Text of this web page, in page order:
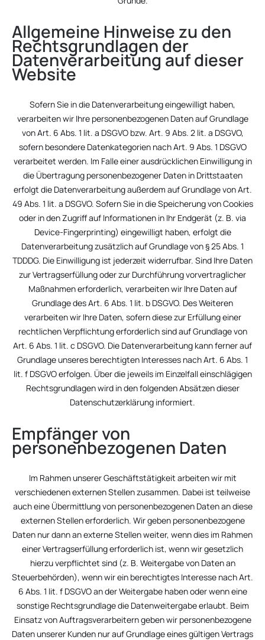
Allgemeine Hinweise zu den
Rechtsgrundlagen der
Datenverarbeitung auf dieser
Website
Sofern Sie in die Datenverarbeitung eingewilligt haben,
verarbeiten wir Ihre personenbezogenen Daten auf Grundlage
von Art. 6 Abs. 1 lit. a DSGVO bzw. Art. 9 Abs. 2 lit. a DSGVO,
sofern besondere Datenkategorien nach Art. 9 Abs. 1 DSGVO
verarbeitet werden. Im Falle einer ausdrücklichen Einwilligung in
die Übertragung personenbezogener Daten in Drittstaaten
erfolgt die Datenverarbeitung außerdem auf Grundlage von Art.
49 Abs. 1 lit. a DSGVO. Sofern Sie in die Speicherung von Cookies
oder in den Zugriff auf Informationen in Ihr Endgerät (z. B. via
Device-Fingerprinting) eingewilligt haben, erfolgt die
Datenverarbeitung zusätzlich auf Grundlage von § 25 Abs. 1
TDDDG. Die Einwilligung ist jederzeit widerrufbar. Sind Ihre Daten
zur Vertragserfüllung oder zur Durchführung vorvertraglicher
Maßnahmen erforderlich, verarbeiten wir Ihre Daten auf
Grundlage des Art. 6 Abs. 1 lit. b DSGVO. Des Weiteren
verarbeiten wir Ihre Daten, sofern diese zur Erfüllung einer
rechtlichen Verpflichtung erforderlich sind auf Grundlage von
Art. 6 Abs. 1 lit. c DSGVO. Die Datenverarbeitung kann ferner auf
Grundlage unseres berechtigten Interesses nach Art. 6 Abs. 1
lit. f DSGVO erfolgen. Über die jeweils im Einzelfall einschlägigen
Rechtsgrundlagen wird in den folgenden Absätzen dieser
Datenschutzerklärung informiert.
Empfänger von
personenbezogenen Daten
Im Rahmen unserer Geschäftstätigkeit arbeiten wir mit
verschiedenen externen Stellen zusammen. Dabei ist teilweise
auch eine Übermittlung von personenbezogenen Daten an diese
externen Stellen erforderlich. Wir geben personenbezogene
Daten nur dann an externe Stellen weiter, wenn dies im Rahmen
einer Vertragserfüllung erforderlich ist, wenn wir gesetzlich
hierzu verpflichtet sind (z. B. Weitergabe von Daten an
Steuerbehörden), wenn wir ein berechtigtes Interesse nach Art.
6 Abs. 1 lit. f DSGVO an der Weitergabe haben oder wenn eine
sonstige Rechtsgrundlage die Datenweitergabe erlaubt. Beim
Einsatz von Auftragsverarbeitern geben wir personenbezogene
Daten unserer Kunden nur auf Grundlage eines gültigen Vertrags